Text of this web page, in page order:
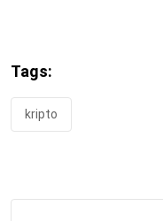
Tags:
kripto